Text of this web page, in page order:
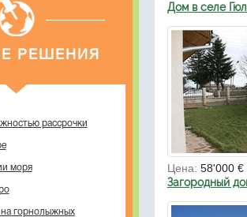
РЕШЕНИЯ
рассрочки
моря
горнолыжных
Дом в селе
Цена: 58'000 €
Загородный